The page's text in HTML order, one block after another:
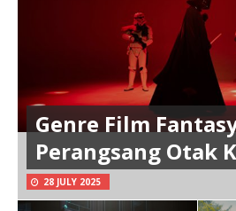
Genre Film
Perangsang Otak
28 JULY 2025